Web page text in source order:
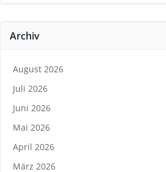
Archiv
August 2026
Juli 2026
Juni 2026
Mai 2026
April 2026
März 2026